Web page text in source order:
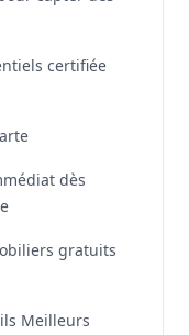
certifiée
dès
gratuits
Meilleurs